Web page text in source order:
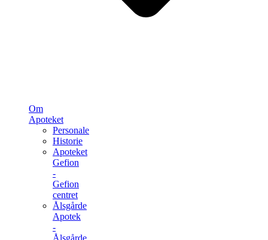
Om
Apoteket
Personale
Historie
Apoteket
Gefion
-
Gefion
centret
Ålsgårde
Apotek
-
Ålsgårde